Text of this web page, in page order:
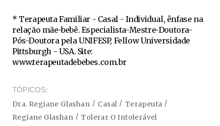
* Terapeuta Familiar - Casal - Individual, ênfase na
relação mãe-bebê. Especialista-Mestre-Doutora-
Pós-Doutora pela UNIFESP, Fellow Universidade
Pittsburgh - USA. Site:
www.terapeutadebebes.com.br
TÓPICOS
Dra. Regiane Glashan Casal
Terapeuta
Regiane Glashan
Tolerar O Intolerável